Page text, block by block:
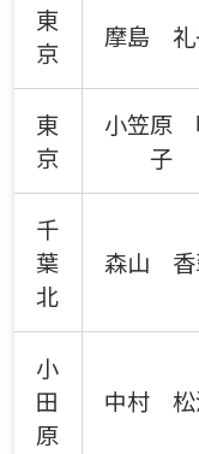
東
京
摩島 礼
東
京
小笠原
子
千
葉
北
森山 香
小
田
原
中村 松